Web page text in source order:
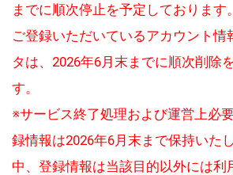
までに順次停止を予定しております。
ご登録いただいているアカウント情
タは、2026年6月末までに順次削除
す。
※サービス終了処理および運営上必
録情報は2026年6月末まで保持いた
中、登録情報は当該目的以外には利